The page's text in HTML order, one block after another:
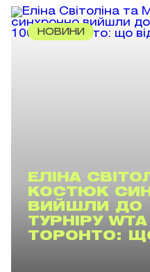
НОВИНИ
ЕЛІНА
КОСТЮК
ВИЙШЛИ ДО
ТУРНІРУ
ТОРОНТО: